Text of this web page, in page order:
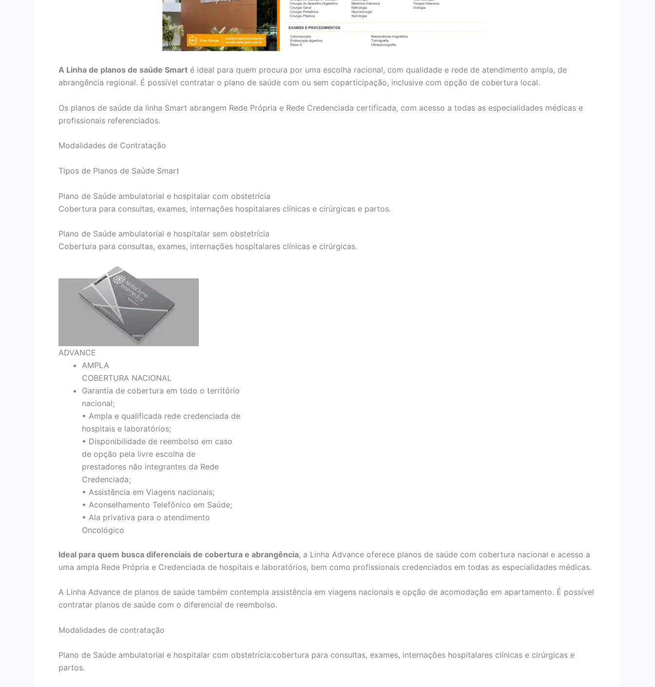
A Linha de planos de saúde Smart é ideal para quem procura por uma escolha racional, com qualidade e rede de atendimento ampla, de
abrangência regional. É possível contratar o plano de saúde com ou sem coparticipação, inclusive com opção de cobertura local.
Os planos de saúde da linha Smart abrangem Rede Própria e Rede Credenciada certificada, com acesso a todas as especialidades médicas e
profissionais referenciados.
Modalidades de Contratação
Tipos de Planos de Saúde Smart
Plano de Saúde ambulatorial e hospitalar com obstetrícia
Cobertura para consultas, exames, internações hospitalares clínicas e cirúrgicas e partos.
Plano de Saúde ambulatorial e hospitalar sem obstetrícia
Cobertura para consultas, exames, internações hospitalares clínicas e cirúrgicas.
ADVANCE
AMPLA
COBERTURA NACIONAL
Garantia de cobertura em todo o território
nacional;
• Ampla e qualificada rede credenciada de
hospitais e laboratórios;
• Disponibilidade de reembolso em caso
de opção pela livre escolha de
prestadores não integrantes da Rede
Credenciada;
• Assistência em Viagens nacionais;
• Aconselhamento Telefônico em Saúde;
• Ala privativa para o atendimento
Oncológico
Ideal para quem busca diferenciais de cobertura e abrangência, a Linha Advance oferece planos de saúde com cobertura nacional e acesso a
uma ampla Rede Própria e Credenciada de hospitais e laboratórios, bem como profissionais credenciados em todas as especialidades médicas.
A Linha Advance de planos de saúde também contempla assistência em viagens nacionais e opção de acomodação em apartamento. É possível
contratar planos de saúde com o diferencial de reembolso.
Modalidades de contratação
Plano de Saúde ambulatorial e hospitalar com obstetrícia:cobertura para consultas, exames, internações hospitalares clínicas e cirúrgicas e
partos.